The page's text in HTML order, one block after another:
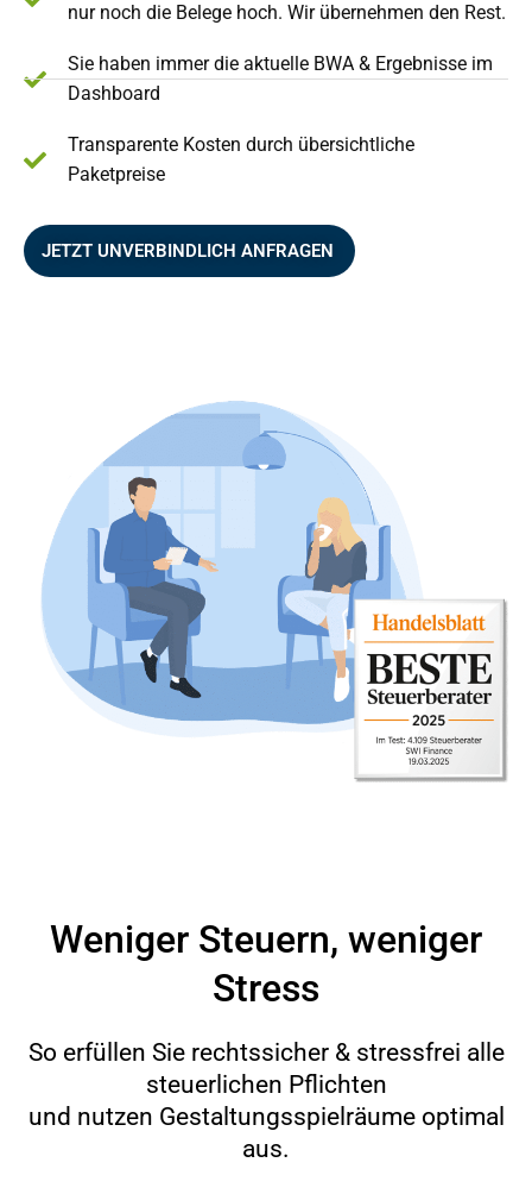
nur noch die Belege hoch. Wir übernehmen den Rest.
Sie haben immer die aktuelle BWA & Ergebnisse im
Dashboard
Transparente Kosten durch übersichtliche
Paketpreise
JETZT UNVERBINDLICH ANFRAGEN
Weniger Steuern, weniger
Stress
So erfüllen Sie rechtssicher & stressfrei alle
steuerlichen Pflichten
und nutzen Gestaltungsspielräume optimal
aus.